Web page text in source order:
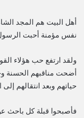
أهل البيت هم المجد
نفس مؤمنة أحبت
ولقد ارتفع حب هؤلاء
أضحت مناقبهم الحسنة
حياتهم وبعد انتقالهم
فأصبحوا قبلة كل باحث